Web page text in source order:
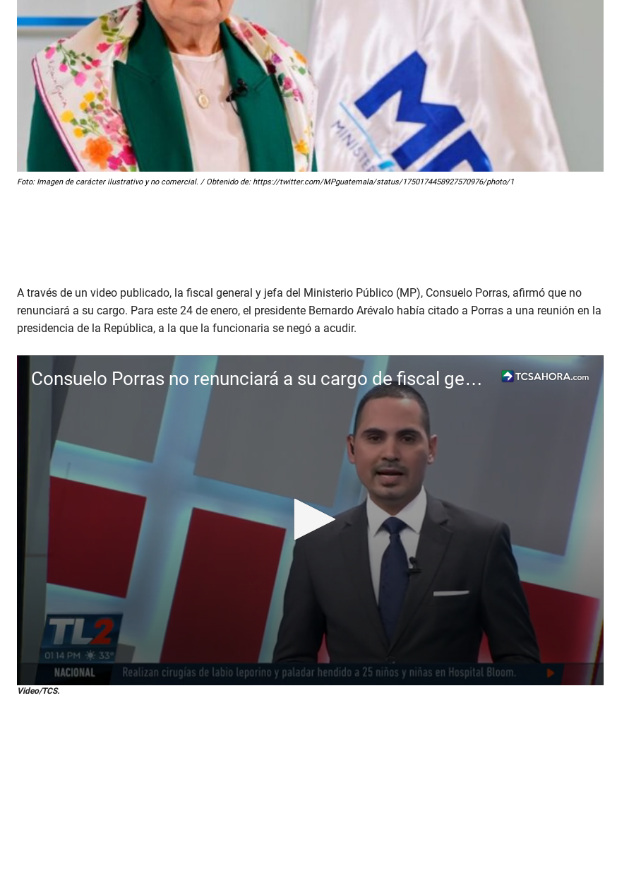
Foto: Imagen de carácter ilustrativo y no comercial. / Obtenido de: https://twitter.com/MPguatemala/status/1750174458927570976/photo/1
A través de un video publicado, la fiscal general y jefa del Ministerio Público (MP), Consuelo Porras, afirmó que no
renunciará a su cargo. Para este 24 de enero, el presidente Bernardo Arévalo había citado a Porras a una reunión en la
presidencia de la República, a la que la funcionaria se negó a acudir.
Consuelo Porras no renunciará a su cargo de fiscal general
0
Video/TCS.